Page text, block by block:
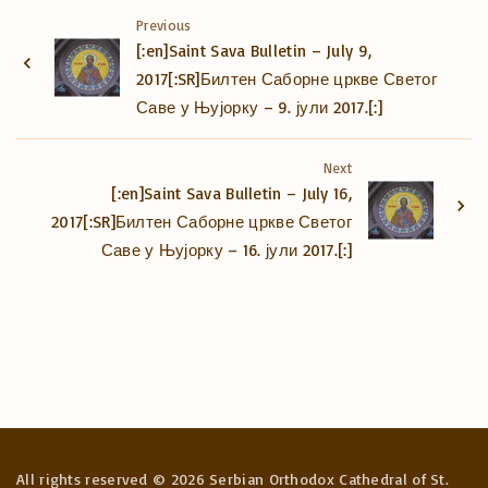
Previous
[:en]Saint Sava Bulletin – July 9,
2017[:SR]Билтен Саборне цркве Светог
Саве у Њујорку – 9. јули 2017.[:]
Next
[:en]Saint Sava Bulletin – July 16,
2017[:SR]Билтен Саборне цркве Светог
Саве у Њујорку – 16. јули 2017.[:]
All rights reserved © 2026 Serbian Orthodox Cathedral of St.